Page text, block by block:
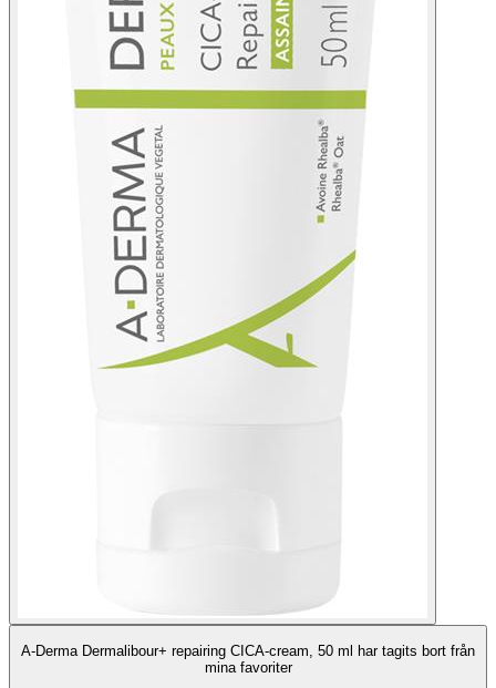
A-Derma Dermalibour+ repairing CICA-cream, 50 ml har tagits bort från
mina favoriter